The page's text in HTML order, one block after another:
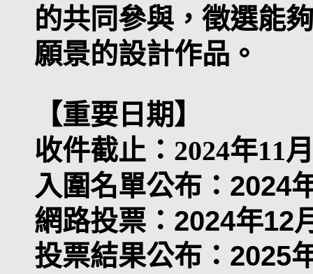
的共同參與，徵選能
願景的設計作品。
【重要日期】
收件截止：2024年11
入圍名單公布：2024
網路投票：2024年12
投票結果公布：2025